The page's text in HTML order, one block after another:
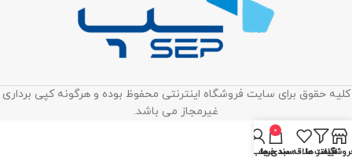
کلیه حقوق برای سایت فروشگاه اینترنتی محفوظ بوده و هرگونه کپی برداری
غیرمجاز می باشد.
فیلتر ها
لیست علاقه مندی ها
0
سبد خرید
حساب من